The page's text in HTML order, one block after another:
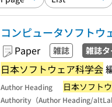
コンピュータソフトウ
Paper 雑誌 雑誌
日本ソフトウェア科学会
Author Heading 日本ソフト
Authority（Author Heading/